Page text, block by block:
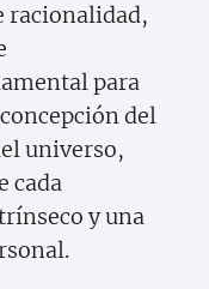
racionalidad,
para
del
universo,
cada
y una